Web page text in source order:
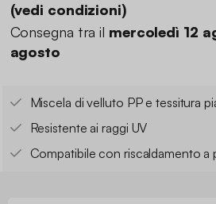
(vedi condizioni)
Consegna tra il mercoledì 12
agosto
Miscela di velluto PP e tessitura
Resistente ai raggi UV
Compatibile con riscaldamento a